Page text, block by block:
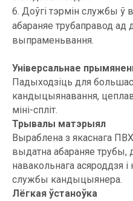
6. Доўгі тэрмін службы ў
абараняе трубаправод ад
выпраменьвання.
Універсальнае
Падыходзіць для
кандыцыянавання,
міні-спліт.
Трывалы матэрыял
Выраблена з якаснага
выдатна абараняе
навакольнага асяроддзя
службы кандыцыянера.
Лёгкая ўстаноўка